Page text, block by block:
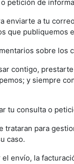
petición de
a tu
que publiquemos
sobre
contigo,
y siempre
tu consulta o
para
caso.
envío, la